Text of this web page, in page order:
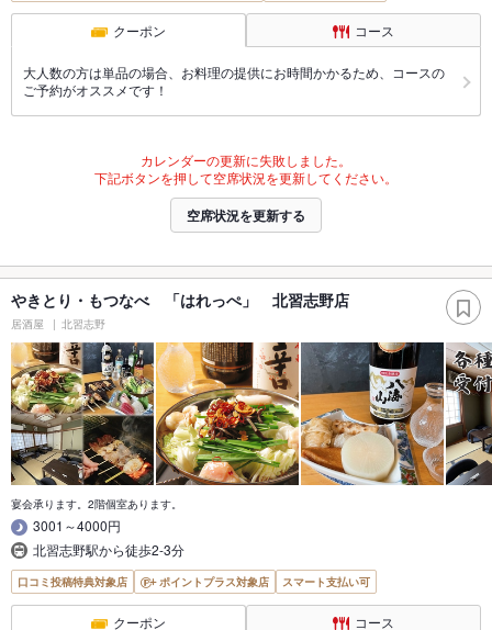
クーポン コース
大人数の方は単品の場合、お料理の提供にお時間かかるため、コースの
ご予約がオススメです！
カレンダーの更新に失敗しました。
下記ボタンを押して空席状況を更新してください。
空席状況を更新する
やきとり・もつなべ 「はれっぺ」 北習志野店
居酒屋 北習志野
宴会承ります。2階個室あります。
3001～4000円
北習志野駅から徒歩2-3分
口コミ投稿特典対象店 ポイントプラス対象店 スマート支払い可
クーポン コース